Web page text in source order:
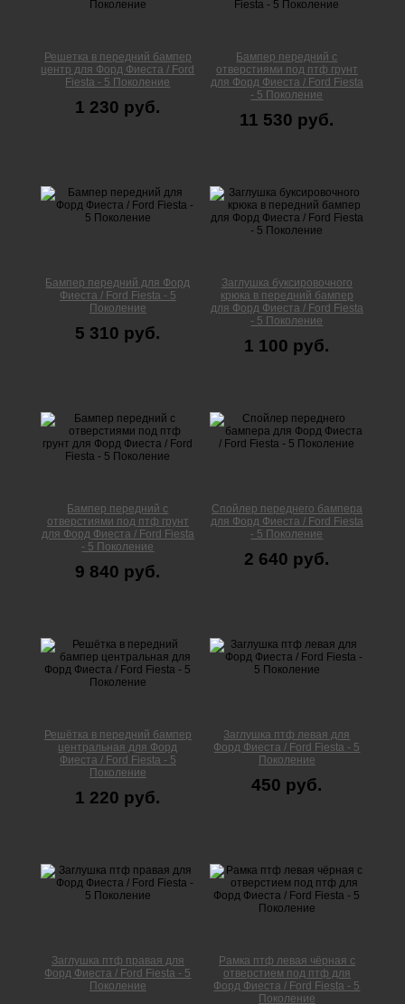
Решетка в передний бампер
центр для Форд Фиеста / Ford
Fiesta - 5 Поколение
1 230 руб.
Бампер передний с
отверстиями под птф грунт
для Форд Фиеста / Ford Fiesta
- 5 Поколение
11 530 руб.
Бампер передний для Форд
Фиеста / Ford Fiesta - 5
Поколение
5 310 руб.
Заглушка буксировочного
крюка в передний бампер
для Форд Фиеста / Ford Fiesta
- 5 Поколение
1 100 руб.
Бампер передний с
отверстиями под птф грунт
для Форд Фиеста / Ford Fiesta
- 5 Поколение
9 840 руб.
Спойлер переднего бампера
для Форд Фиеста / Ford Fiesta
- 5 Поколение
2 640 руб.
Решётка в передний бампер
центральная для Форд
Фиеста / Ford Fiesta - 5
Поколение
1 220 руб.
Заглушка птф левая для
Форд Фиеста / Ford Fiesta - 5
Поколение
450 руб.
Заглушка птф правая для
Форд Фиеста / Ford Fiesta - 5
Поколение
Рамка птф левая чёрная с
отверстием под птф для
Форд Фиеста / Ford Fiesta - 5
Поколение